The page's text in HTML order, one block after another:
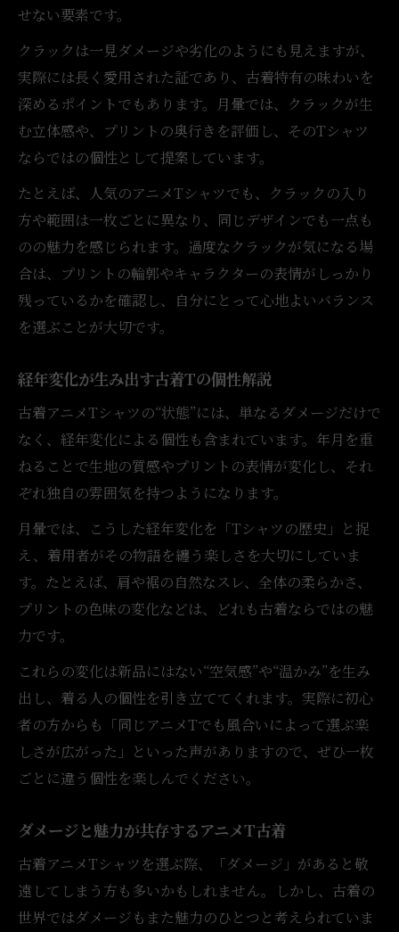
せない要素です。
クラックは一見ダメージや劣化のようにも見えますが、
実際には長く愛用された証であり、古着特有の味わいを
深めるポイントでもあります。月暈では、クラックが生
む立体感や、プリントの奥行きを評価し、そのTシャツ
ならではの個性として提案しています。
たとえば、人気のアニメTシャツでも、クラックの入り
方や範囲は一枚ごとに異なり、同じデザインでも一点も
のの魅力を感じられます。過度なクラックが気になる場
合は、プリントの輪郭やキャラクターの表情がしっかり
残っているかを確認し、自分にとって心地よいバランス
を選ぶことが大切です。
経年変化が生み出す古着Tの個性解説
古着アニメTシャツの“状態”には、単なるダメージだけで
なく、経年変化による個性も含まれています。年月を重
ねることで生地の質感やプリントの表情が変化し、それ
ぞれ独自の雰囲気を持つようになります。
月暈では、こうした経年変化を「Tシャツの歴史」と捉
え、着用者がその物語を纏う楽しさを大切にしていま
す。たとえば、肩や裾の自然なスレ、全体の柔らかさ、
プリントの色味の変化などは、どれも古着ならではの魅
力です。
これらの変化は新品にはない“空気感”や“温かみ”を生み
出し、着る人の個性を引き立ててくれます。実際に初心
者の方からも「同じアニメTでも風合いによって選ぶ楽
しさが広がった」といった声がありますので、ぜひ一枚
ごとに違う個性を楽しんでください。
ダメージと魅力が共存するアニメT古着
古着アニメTシャツを選ぶ際、「ダメージ」があると敬
遠してしまう方も多いかもしれません。しかし、古着の
世界ではダメージもまた魅力のひとつと考えられていま